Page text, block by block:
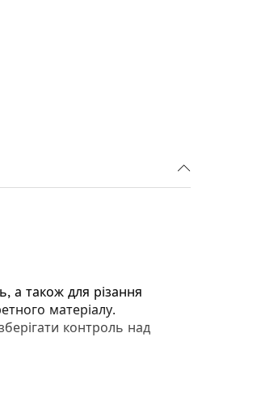
а також для різання
матеріалу.
контроль над